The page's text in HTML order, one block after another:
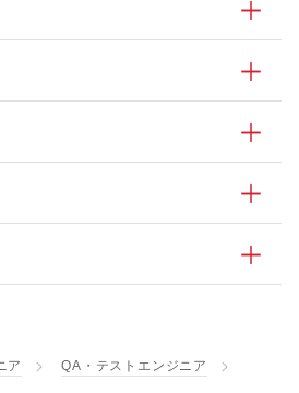
ア QA・テストエンジニア